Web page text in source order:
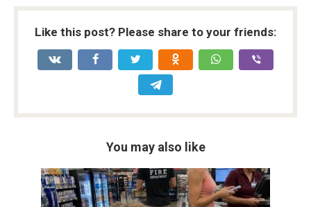
Like this post? Please share to your friends:
You may also like